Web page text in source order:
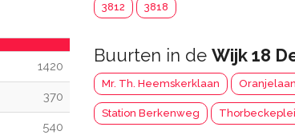
1420
370
540
3812 3818
Buurten in de Wijk 18
Mr. Th. Heemskerklaan Oranjelaan
Station Berkenweg